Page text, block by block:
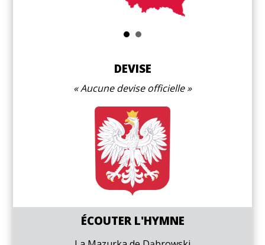
DEVISE
Aucune devise officielle
ÉCOUTER L'HYMNE